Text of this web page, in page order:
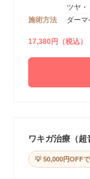
ツヤ・
施術方法
ダーマ
17,380円（税込）
ワキガ治療（超
💡 50,000円OFF